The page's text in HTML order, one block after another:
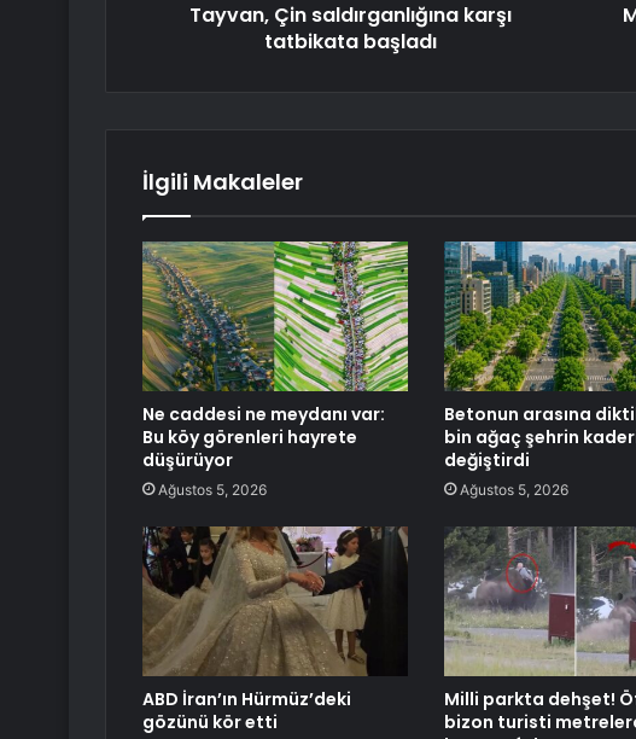
Tayvan, Çin saldırganlığına karşı
tatbikata başladı
İlgili Makaleler
Ne caddesi ne meydanı var:
Bu köy görenleri hayrete
düşürüyor
Ağustos 5, 2026
Betonun arasına
bin ağaç şehrin
değiştirdi
Ağustos 5, 2026
ABD İran’ın Hürmüz’deki
gözünü kör etti
Milli parkta dehşet!
bizon turisti